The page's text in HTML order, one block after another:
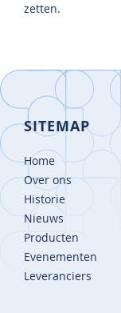
zetten.
SITEMAP
Home
Over ons
Historie
Nieuws
Producten
Evenementen
Leveranciers